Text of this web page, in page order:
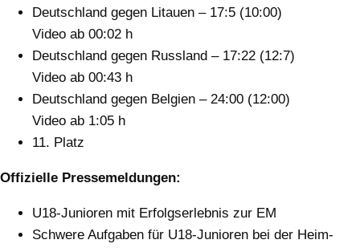
Deutschland gegen Litauen – 17:5 (10:00)
Video ab 00:02 h
Deutschland gegen Russland – 17:22 (12:7)
Video ab 00:43 h
Deutschland gegen Belgien – 24:00 (12:00)
Video ab 1:05 h
11. Platz
Offizielle Pressemeldungen:
U18-Junioren mit Erfolgserlebnis zur EM
Schwere Aufgaben für U18-Junioren bei der Heim-